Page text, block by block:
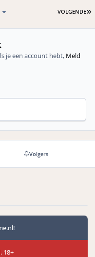
VOLGENDE
je een account hebt, Meld
Volgers
18+